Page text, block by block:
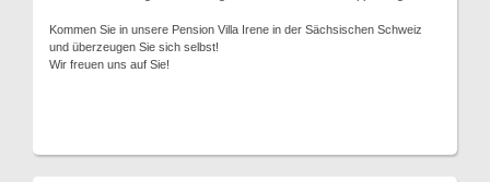
Kommen Sie in unsere Pension Villa Irene in der Sächsischen Schweiz
und überzeugen Sie sich selbst!
Wir freuen uns auf Sie!